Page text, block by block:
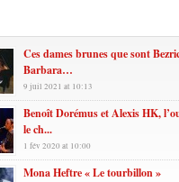
Ces dames brunes que sont
Barbara…
9 juil 2021 at 10:13
Benoît Dorémus et Alexis HK,
le ch...
1 fév 2020 at 10:00
Mona Heftre « Le tourbillon »